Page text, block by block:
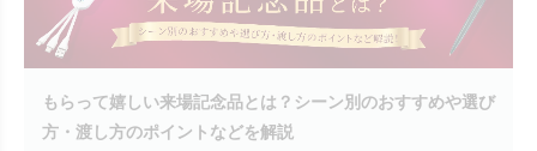
もらって嬉しい来場記念品とは？シーン別のおすすめや選び
方・渡し方のポイントなどを解説